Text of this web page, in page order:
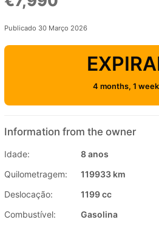
Publicado 30 Março 2026
4 months, 1
Information from the owner
Idade:
8 anos
Quilometragem:
119933 km
Deslocação:
1199 cc
Combustível:
Gasolina